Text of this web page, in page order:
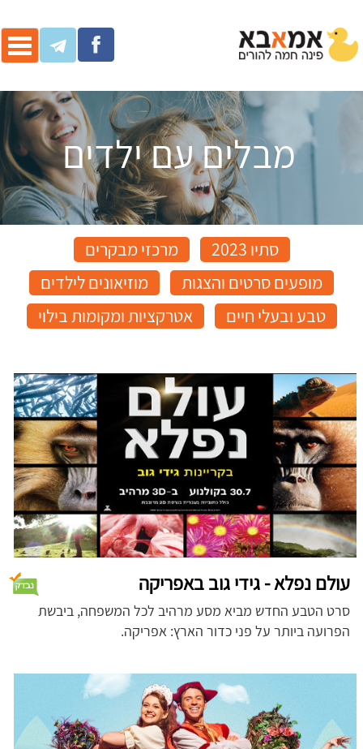
מבלים עם ילדים
סתיו 2023
מרכזי מבקרים
מופעים סרטים והצגות
מוזיאונים לילדים
טבע ובעלי חיים
אטרקציות ומקומות בילוי
עולם נפלא - גידי גוב באפריקה
סרט הטבע החדש מביא מסע מרהיב לכל המשפחה, ביבשת
הפרועה ביותר על פני כדור הארץ: אפריקה.